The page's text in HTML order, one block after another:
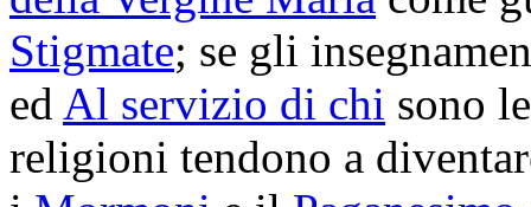
Stigmate; se gli
ed Al servizio di chi sono
religioni tendono a